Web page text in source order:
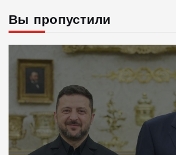
Вы пропустили